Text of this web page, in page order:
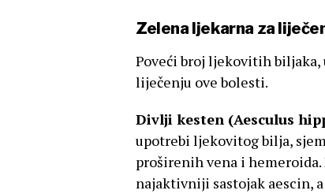
Zelena ljekarna za
Poveći broj ljekovitih
liječenju ove bolesti.
Divlji kesten (Aesculus
upotrebi ljekovitog bilja,
proširenih vena i
najaktivniji sastojak aescin,